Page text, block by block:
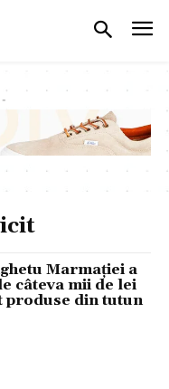
-
Marmației a
câteva mii de lei
produse din tutun